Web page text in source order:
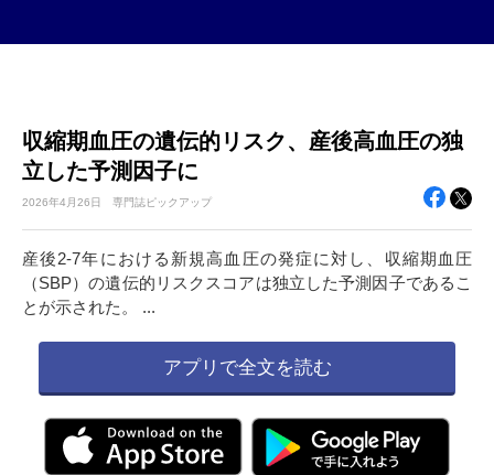
収縮期血圧の遺伝的リスク、産後高血圧の独
立した予測因子に
2026年4月26日 専門誌ピックアップ
産後2-7年における新規高血圧の発症に対し、収縮期血圧
（SBP）の遺伝的リスクスコアは独立した予測因子であるこ
とが示された。 ...
アプリで全文を読む